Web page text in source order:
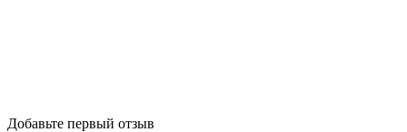
Добавьте первый отзыв